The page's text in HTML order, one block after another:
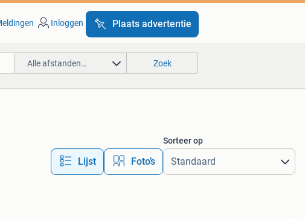
Inloggen Plaats advertentie
Alle afstanden… Zoek
Lijst Foto’s
Sorteer op